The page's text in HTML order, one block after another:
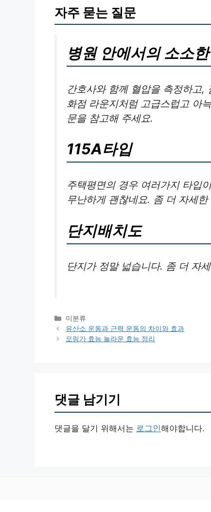
자주 묻는 질문
병원 안에서의 소소한
간호사와 함께 혈압을 측정하고
화점 라운지처럼 고급스럽고 아
문을 참고해 주세요.
115A타입
주택평면의 경우 여러가지 타입
무난하게 괜찮네요. 좀 더 자세
단지배치도
단지가 정말 넓습니다. 좀 더 자
카
테
고
미분류
유산소 운동과 근력 운동의 차이와 효과
모링가 효능 놀라운 효능 정리
댓글 남기기
댓글을 달기 위해서는 로그인해야합니다.